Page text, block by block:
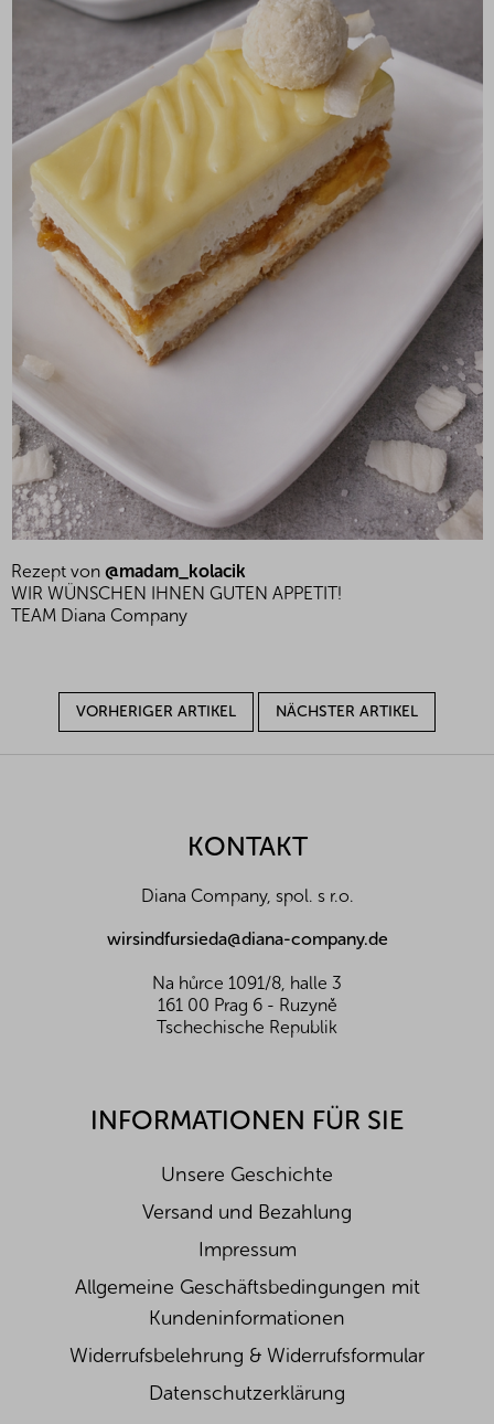
Rezept von @madam_kolacik
WIR WÜNSCHEN IHNEN GUTEN APPETIT!
TEAM Diana Company
VORHERIGER ARTIKEL NÄCHSTER ARTIKEL
KONTAKT
Diana Company, spol. s r.o.
wirsindfursieda@diana-company.de
Na hůrce 1091/8, halle 3
161 00 Prag 6 - Ruzyně
Tschechische Republik
INFORMATIONEN FÜR SIE
Unsere Geschichte
Versand und Bezahlung
Impressum
Allgemeine Geschäftsbedingungen mit
Kundeninformationen
Widerrufsbelehrung & Widerrufsformular
Datenschutzerklärung